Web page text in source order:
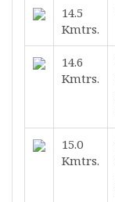
14.5
Kmtrs.
14.6
Kmtrs.
15.0
Kmtrs.